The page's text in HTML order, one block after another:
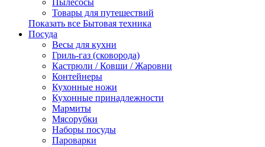
Пылесосы
Товары для путешествий
Показать все Бытовая техника
Посуда
Весы для кухни
Гриль-газ (сковорода)
Кастрюли / Ковши / Жаровни
Контейнеры
Кухонные ножи
Кухонные принадлежности
Мармиты
Мясорубки
Наборы посуды
Пароварки